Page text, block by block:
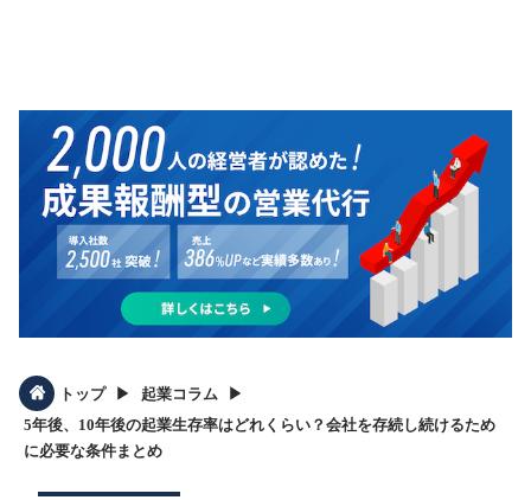
トップ ▶︎ 起業コラム ▶︎
5年後、10年後の起業生存率はどれくらい？会社を存続し続けるため
に必要な条件まとめ